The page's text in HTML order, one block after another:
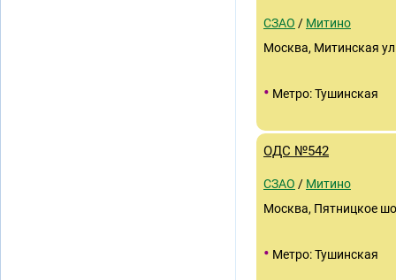
СЗАО / Митино
Москва, Митинская
• Метро: Тушинская
ОДС №542
СЗАО / Митино
Москва, Пятницкое
• Метро: Тушинская